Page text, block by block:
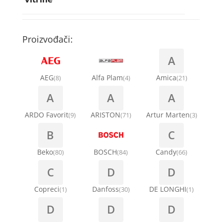
Ručice za vrata za veš mašinu
Šarke za veš mašine
Stakla i okviri vrata za veš mašinu
Termostati i hidrostati za veš mašine
Točkići za sudo mašine
Kompresori za klima uređaje
Kondenz creva
Nosači za klimu
Ostali materijal za montažu klima uređaja
Proizvođači:
AEG(8) Alfa Plam(4)
A
Amica(21)
A
ARDO Favorit(9)
A
ARISTON(71)
A
Artur Marten(3)
B
Beko(80) BOSCH(84)
C
Candy(66)
C
Copreci(1)
D
Danfoss(30)
D
DE LONGHI(1)
D D D